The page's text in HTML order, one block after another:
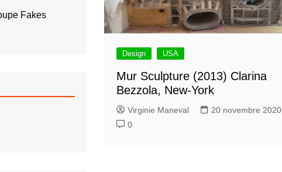
Design USA
Mur Sculpture (2013) Clarina
Bezzola, New-York
Virginie Maneval
20 novembre 2020
0
Fakes